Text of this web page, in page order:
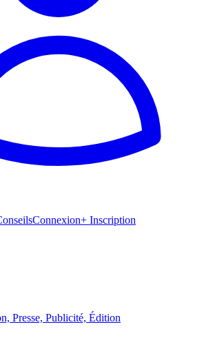
Connexion+ Inscription
Presse, Publicité, Édition